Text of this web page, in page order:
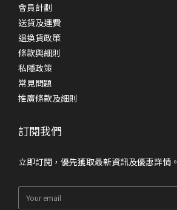
會員計劃
送貨及運費
退換貨政策
條款與細則
私隱政策
常見問題
推廣條款及細則
訂閱我們
立即訂閱，優先獲取最新資訊及優惠詳情。